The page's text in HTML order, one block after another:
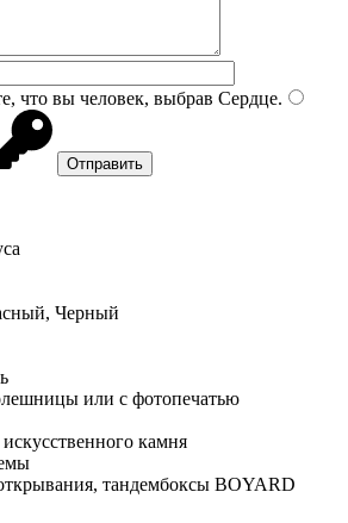
что вы человек, выбрав Сердце.
Черный
или с фотопечатью
камня
тандембоксы BOYARD